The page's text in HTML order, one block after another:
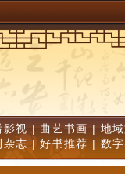
影视 | 曲艺书画 | 地
杂志 |好书推荐 | 数